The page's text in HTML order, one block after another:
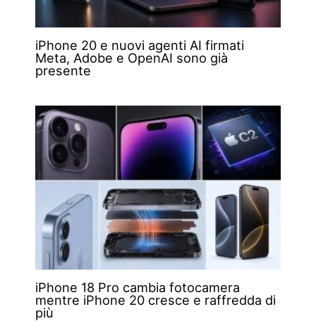
iPhone 20 e nuovi agenti AI firmati
Meta, Adobe e OpenAI sono già
presente
iPhone 18 Pro cambia fotocamera
mentre iPhone 20 cresce e raffredda di
più